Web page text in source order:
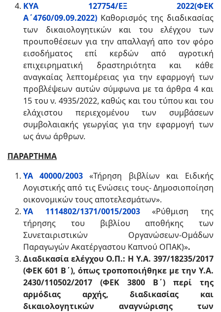
ΚΥΑ 127754/ΕΞ 2022(ΦΕΚ
Α΄4760/09.09.2022) Καθορισμός της διαδικασίας
των δικαιολογητικών και του ελέγχου των
προυποθέσεων για την απαλλαγή απο τον φόρο
εισοδήματος επί κερδών από αγροτική
επιχειρηματική δραστηριότητα και κάθε
αναγκαίας λεπτομέρειας για την εφαρμογή των
προβλέψεων αυτών σύμφωνα με τα άρθρα 4 και
15 του ν. 4935/2022, καθώς και του τύπου και του
ελάχιστου περιεχομένου των συμβάσεων
συμβολαιακής γεωργίας για την εφαρμογή των
ως άνω άρθρων.
ΠΑΡΑΡΤΗΜΑ
ΥΑ 40000/2003 «Τήρηση βιβλίων και Ειδικής
Λογιστικής από τις Ενώσεις τους- Δημοσιοποίηση
οικονομικών τους αποτελεσμάτων».
ΥΑ 1114802/1371/0015/2003«Ρύθμιση της
τήρησης του βιβλίου αποθήκης των
Συνεταιριστικών Οργανώσεων-Ομάδων
Παραγωγών Ακατέργαστου Καπνού ΟΠΑΚ)».
Διαδικασία ελέγχου Ο.Π.: Η Υ.Α. 397/18235/2017
(ΦΕΚ 601 Β΄), όπως τροποποιήθηκε με την Υ.Α.
2430/110502/2017 (ΦΕΚ 3800 Β΄) περί της
αρμόδιας αρχής, διαδικασίας και
δικαιολογητικών αναγνώρισης των